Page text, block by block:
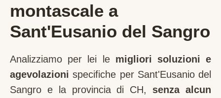
montascale a
Sant'Eusanio del Sangro
Analizziamo per lei le migliori soluzioni e
agevolazioni specifiche per Sant'Eusanio del
Sangro e la provincia di CH, senza alcun